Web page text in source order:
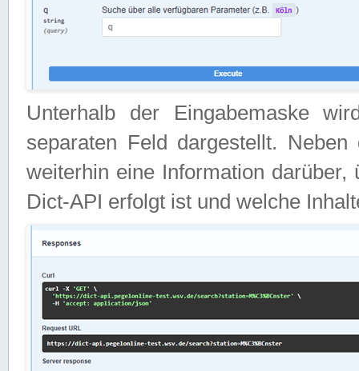
Unterhalb der Eingabemaske
separaten Feld dargestellt.
weiterhin eine Information
Dict-API erfolgt ist und welche